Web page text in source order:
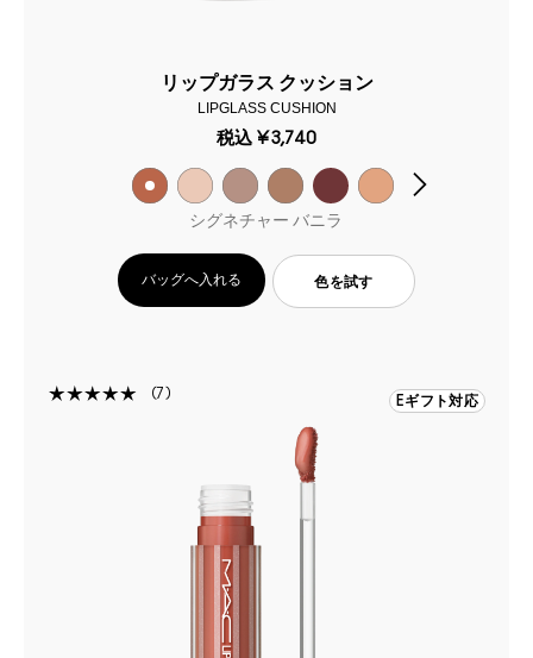
リップガラス クッション
LIPGLASS CUSHION
税込 ¥3,740
シグネチャー バニラ
バッグへ入れる 色を試す
7 Eギフト対応